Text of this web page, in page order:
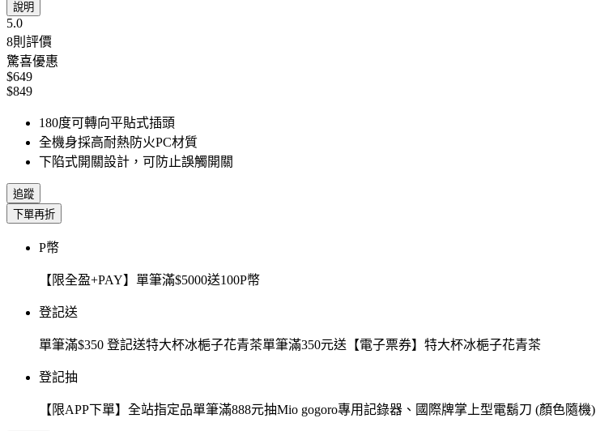
說明
5.0
8則評價
驚喜優惠
$649
$849
180度可轉向平貼式插頭
全機身採高耐熱防火PC材質
下陷式開關設計，可防止誤觸開關
追蹤
下單再折
P幣
【限全盈+PAY】單筆滿$5000送100P幣
登記送
單筆滿$350 登記送特大杯冰梔子花青茶單筆滿350元送【電子票券】特大杯冰梔子花青茶
登記抽
【限APP下單】全站指定品單筆滿888元抽Mio gogoro專用記錄器、國際牌掌上型電鬍刀 (顏色隨機)